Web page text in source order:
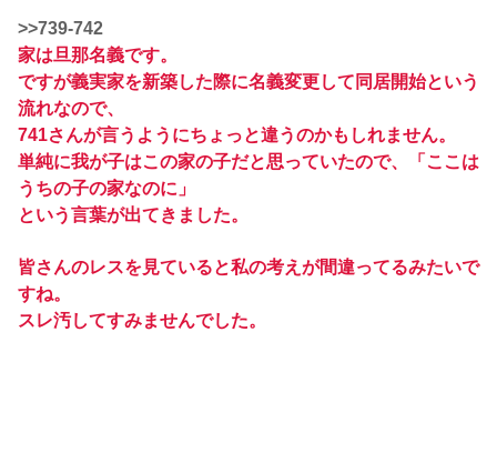
>>739-742
家は旦那名義です。
ですが義実家を新築した際に名義変更して同居開始という
流れなので、
741さんが言うようにちょっと違うのかもしれません。
単純に我が子はこの家の子だと思っていたので、「ここは
うちの子の家なのに」
という言葉が出てきました。
皆さんのレスを見ていると私の考えが間違ってるみたいで
すね。
スレ汚してすみませんでした。